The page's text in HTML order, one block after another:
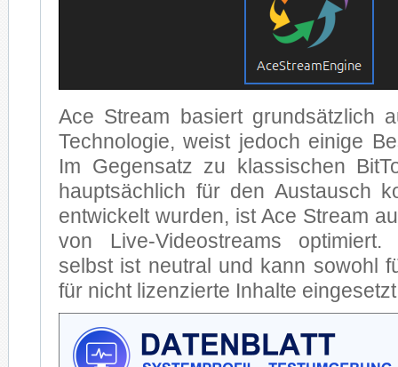
Ace Stream ba­siert grund­sätz­lich
Tech­no­lo­gie, weist je­doch ei­ni­ge
Im Ge­gen­satz zu klas­si­schen
haupt­säch­lich für den Aus­tausch
ent­wi­ckelt wur­den, ist Ace Stream
von Live-Vi­deo­streams op­ti­miert.
selbst ist neu­tral und kann so­wohl
für nicht li­zen­zier­te In­hal­te